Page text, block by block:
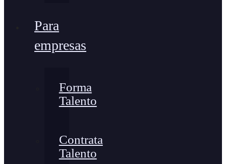
Para
empresas
Forma
Talento
Contrata
Talento